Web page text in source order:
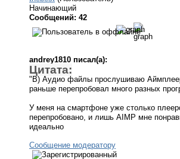
Начинающий
Сообщений: 42
andrey1810 писал(а):
Цитата:
"B) Аудио файлы прослушиваю
раньше перепробовал много разных
У меня на смартфоне уже столько
перепробовано, и лишь AIMP мне
идеально
Сообщение модератору